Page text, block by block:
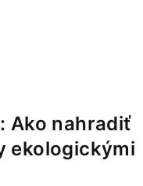
Ako nahradiť
ekologickými